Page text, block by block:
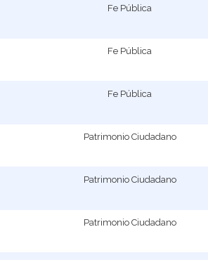
Fe Pública
Fe Pública
Fe Pública
Patrimonio Ciudadano
Patrimonio Ciudadano
Patrimonio Ciudadano